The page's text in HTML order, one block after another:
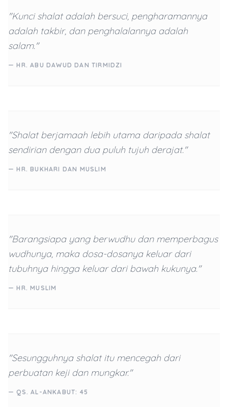
"Kunci shalat adalah bersuci, pengharamannya
adalah takbir, dan penghalalannya adalah
salam."
— HR. ABU DAWUD DAN TIRMIDZI
"Shalat berjamaah lebih utama daripada shalat
sendirian dengan dua puluh tujuh derajat."
— HR. BUKHARI DAN MUSLIM
"Barangsiapa yang berwudhu dan memperbagus
wudhunya, maka dosa-dosanya keluar dari
tubuhnya hingga keluar dari bawah kukunya."
— HR. MUSLIM
"Sesungguhnya shalat itu mencegah dari
perbuatan keji dan mungkar."
— QS. AL-ANKABUT: 45